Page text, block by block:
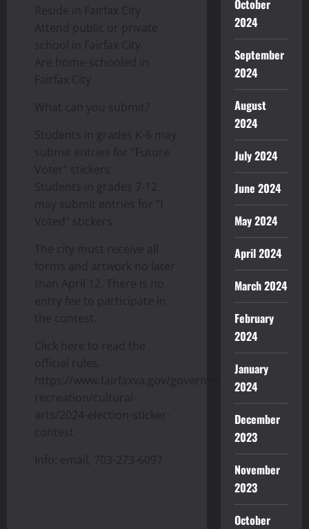
Reside in Fairfax City
Attend public or private
school in Fairfax City
Are home-schooled in
Fairfax City
What can you submit?
Students in grades K-6 may
submit entries for “Future
Voter” stickers
Students in grades 7-12
may submit entries for “I
Voted” stickers
The city must receive all
forms and artwork no later
than April 12. There is no
entry fee to participate in
the contest.
Click here to read the
official rules.
https://www.fairfaxva.gov/government/parks-
recreation/cultural-
arts/2024-election-sticker-
contest
Info: email, 703-273-6097
October
2024
September
2024
August
2024
July 2024
June 2024
May 2024
April 2024
March 2024
February
2024
January
2024
December
2023
November
2023
October